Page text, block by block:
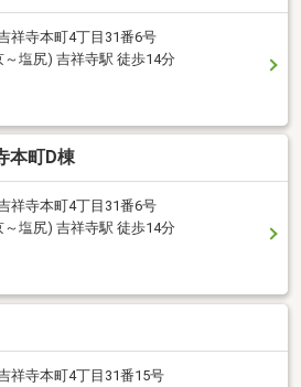
祥寺本町4丁目31番6号
塩尻) 吉祥寺駅 徒歩14分
本町D棟
祥寺本町4丁目31番6号
塩尻) 吉祥寺駅 徒歩14分
祥寺本町4丁目31番15号